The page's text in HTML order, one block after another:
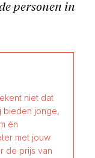
personen in
niet dat
bieden jonge,
én
met jouw
de prijs van